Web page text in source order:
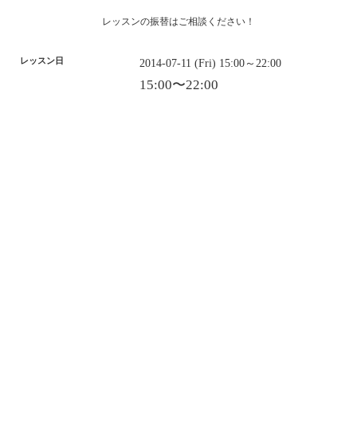
レッスンの振替はご相談ください！
レッスン日 2014-07-11 (Fri) 15:00～22:00
15:00〜22:00